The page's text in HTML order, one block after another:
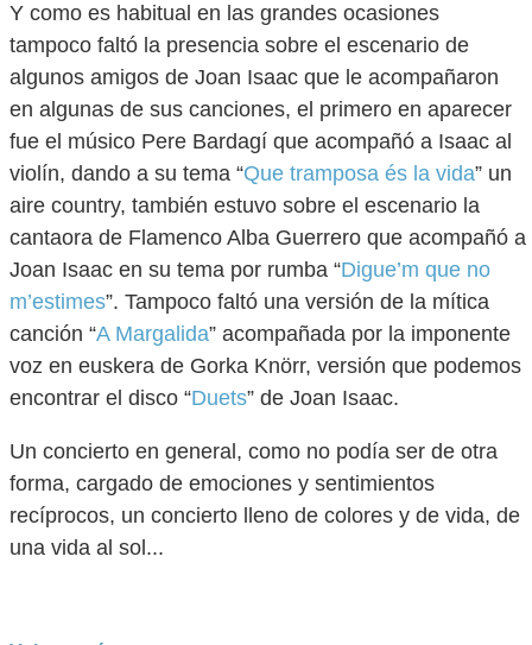
Y como es habitual en las grandes ocasiones
tampoco faltó la presencia sobre el escenario de
algunos amigos de Joan Isaac que le acompañaron
en algunas de sus canciones, el primero en aparecer
fue el músico Pere Bardagí que acompañó a Isaac al
violín, dando a su tema “Que tramposa és la vida” un
aire country, también estuvo sobre el escenario la
cantaora de Flamenco Alba Guerrero que acompañó a
Joan Isaac en su tema por rumba “Digue’m que no
m’estimes”. Tampoco faltó una versión de la mítica
canción “A Margalida” acompañada por la imponente
voz en euskera de Gorka Knörr, versión que podemos
encontrar el disco “Duets” de Joan Isaac.
Un concierto en general, como no podía ser de otra
forma, cargado de emociones y sentimientos
recíprocos, un concierto lleno de colores y de vida, de
una vida al sol...